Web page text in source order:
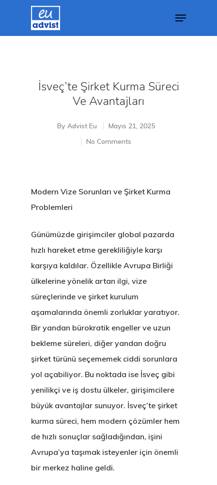
İsveç’te Şirket Kurma Süreci
Ve Avantajları
By Advist Eu
Mayıs 21, 2025
No Comments
Modern Vize Sorunları ve Şirket Kurma
Problemleri
Günümüzde girişimciler global pazarda
hızlı hareket etme gerekliliğiyle karşı
karşıya kaldılar. Özellikle Avrupa Birliği
ülkelerine yönelik artan ilgi, vize
süreçlerinde ve şirket kurulum
aşamalarında önemli zorluklar yaratıyor.
Bir yandan bürokratik engeller ve uzun
bekleme süreleri, diğer yandan doğru
şirket türünü seçememek ciddi sorunlara
yol açabiliyor. Bu noktada ise İsveç gibi
yenilikçi ve iş dostu ülkeler, girişimcilere
büyük avantajlar sunuyor. İsveç’te şirket
kurma süreci, hem modern çözümler hem
de hızlı sonuçlar sağladığından, işini
Avrupa’ya taşımak isteyenler için önemli
bir merkez haline geldi.